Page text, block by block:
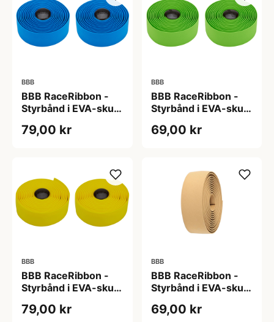
BBB
BBB RaceRibbon -
Styrbånd i EVA-skum
79,00 kr
BBB
BBB RaceRibbon -
Styrbånd i EVA-skum
69,00 kr
BBB
BBB RaceRibbon -
Styrbånd i EVA-skum
79,00 kr
BBB
BBB RaceRibbon -
Styrbånd i EVA-skum
69,00 kr